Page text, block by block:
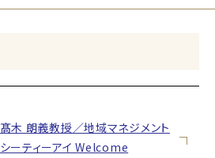
木 朗義教授／地域マネジメント
ーティーアイ Welcome